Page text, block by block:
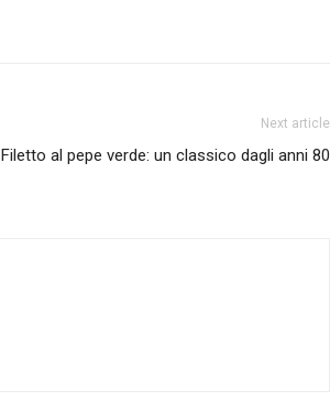
Next article
Filetto al pepe verde: un classico dagli anni 80